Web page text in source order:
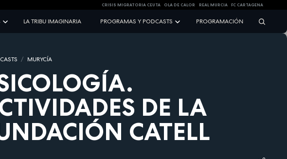
CRISIS MIGRATORIA CEUTA OLA DE CALOR REAL MURCIA FC CARTAGENA
LA TRIBU IMAGINARIA PROGRAMAS Y PODCASTS PROGRAMACIÓN
MURYCÍA
DE LA
CATELL